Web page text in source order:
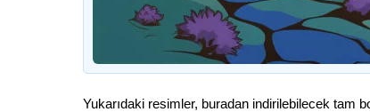
Yukarıdaki resimler, buradan indirilebilecek tam